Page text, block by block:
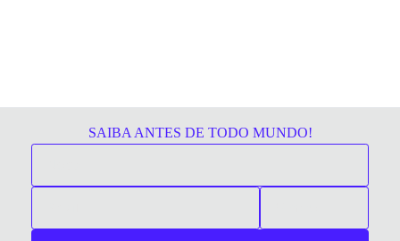
SAIBA ANTES DE TODO MUNDO!